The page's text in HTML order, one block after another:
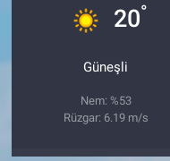
20°
Güneşli
Nem: %53
Rüzgar: 6.19 m/s